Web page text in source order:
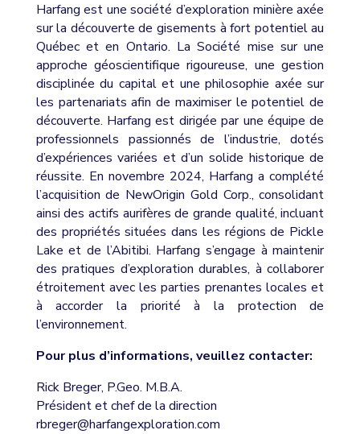
Harfang est une société d’exploration minière axée
sur la découverte de gisements à fort potentiel au
Québec et en Ontario. La Société mise sur une
approche géoscientifique rigoureuse, une gestion
disciplinée du capital et une philosophie axée sur
les partenariats afin de maximiser le potentiel de
découverte. Harfang est dirigée par une équipe de
professionnels passionnés de l’industrie, dotés
d’expériences variées et d’un solide historique de
réussite. En novembre 2024, Harfang a complété
l’acquisition de NewOrigin Gold Corp., consolidant
ainsi des actifs aurifères de grande qualité, incluant
des propriétés situées dans les régions de Pickle
Lake et de l’Abitibi. Harfang s’engage à maintenir
des pratiques d’exploration durables, à collaborer
étroitement avec les parties prenantes locales et
à accorder la priorité à la protection de
l’environnement.
Pour plus d’informations, veuillez contacter:
Rick Breger, P.Geo. M.B.A.
Président et chef de la direction
rbreger@harfangexploration.com